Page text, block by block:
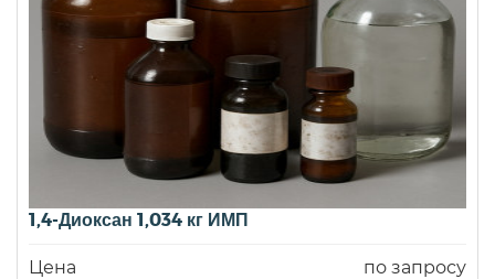
1,4-Диоксан 1,034 кг ИМП
Цена по запросу